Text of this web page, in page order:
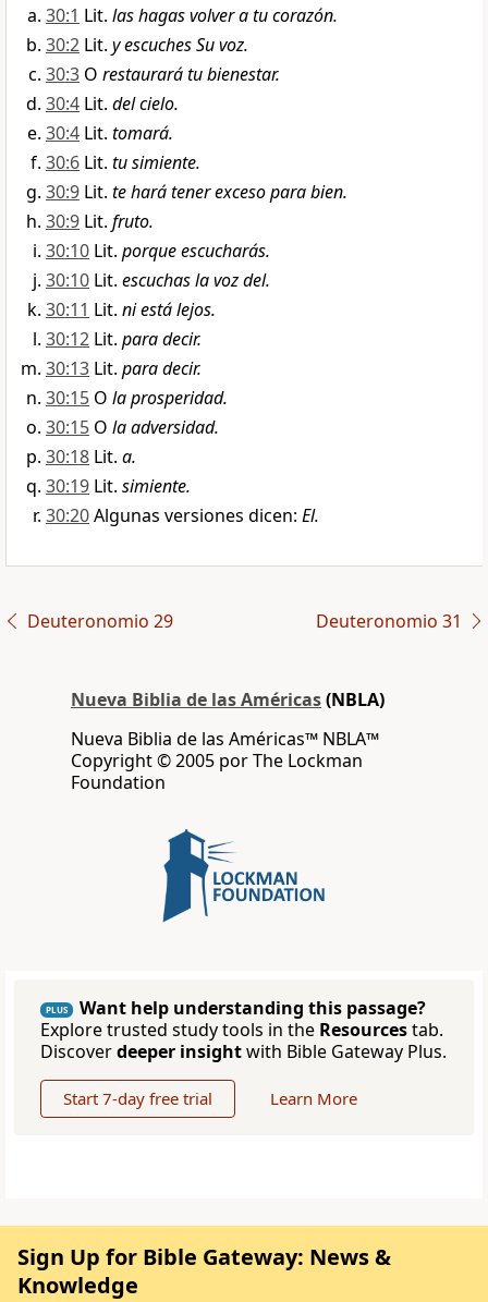
30:1 Lit. las hagas volver a tu corazón.
30:2 Lit. y escuches Su voz.
30:3 O restaurará tu bienestar.
30:4 Lit. del cielo.
30:4 Lit. tomará.
30:6 Lit. tu simiente.
30:9 Lit. te hará tener exceso para bien.
30:9 Lit. fruto.
30:10 Lit. porque escucharás.
30:10 Lit. escuchas la voz del.
30:11 Lit. ni está lejos.
30:12 Lit. para decir.
30:13 Lit. para decir.
30:15 O la prosperidad.
30:15 O la adversidad.
30:18 Lit. a.
30:19 Lit. simiente.
30:20Algunas versiones dicen: El.
Deuteronomio 29 Deuteronomio 31
Nueva Biblia de las Américas(NBLA)
Nueva Biblia de las Américas™ NBLA™
Copyright © 2005 por The Lockman
Foundation
PLUS
Want help understanding this passage?
Explore trusted study tools in the Resourcestab.
Discoverdeeper insightwith Bible Gateway Plus.
Start 7-day free trial Learn More
Sign Up for Bible Gateway: News &
Knowledge